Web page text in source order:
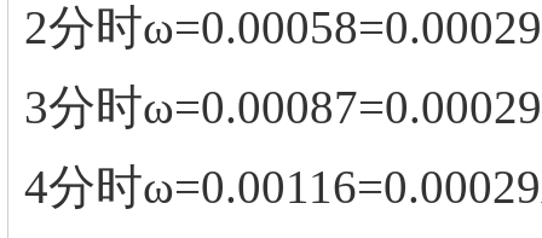
2分时
3分时
4分时